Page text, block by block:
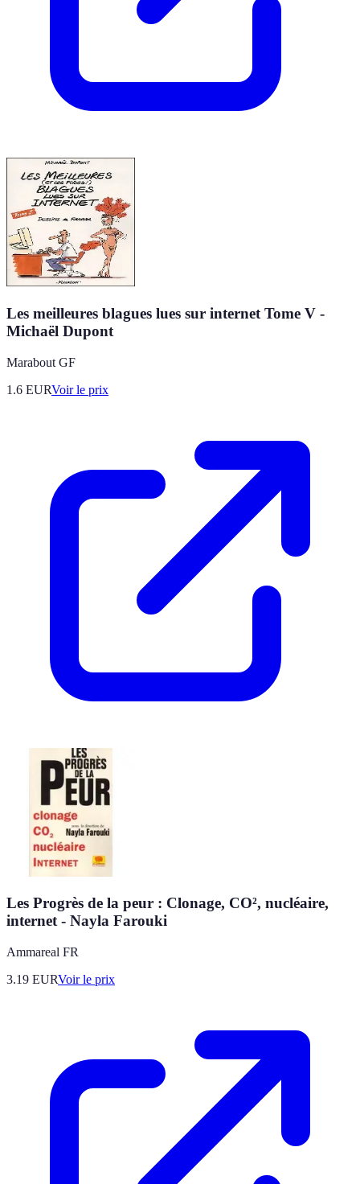
Les meilleures blagues lues sur internet Tome V -
Michaël Dupont
Marabout GF
1.6 EURVoir le prix
Les Progrès de la peur : Clonage, CO², nucléaire,
internet - Nayla Farouki
Ammareal FR
3.19 EURVoir le prix